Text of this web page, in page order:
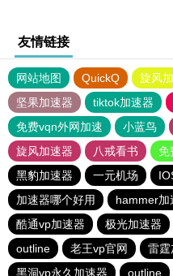
友情链接
网站地图 QuickQ 旋风
坚果加速器
tiktok加速器
免费vqn外网加速
小蓝鸟
旋风加速器
八戒看书
免
黑豹加速器
一元机场
加速器哪个好用
hammer加
酷通vp加速器
极光加速器
outline
老王vp官网 雷霆
黑洞vp永久加速器
outline